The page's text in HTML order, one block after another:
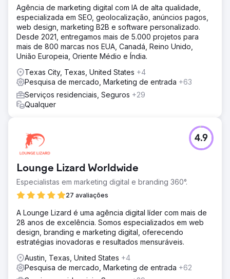
Agência de marketing digital com IA de alta qualidade,
especializada em SEO, geolocalização, anúncios pagos,
web design, marketing B2B e software personalizado.
Desde 2021, entregamos mais de 5.000 projetos para
mais de 800 marcas nos EUA, Canadá, Reino Unido,
União Europeia, Oriente Médio e Índia.
Texas City, Texas, United States +4
Pesquisa de mercado, Marketing de entrada +63
Serviços residenciais, Seguros +29
Qualquer
Lounge Lizard Worldwide
Especialistas em marketing digital e branding 360°.
27 avaliações
4.9
A Lounge Lizard é uma agência digital líder com mais de
28 anos de excelência. Somos especializados em web
design, branding e marketing digital, oferecendo
estratégias inovadoras e resultados mensuráveis.
Austin, Texas, United States +4
Pesquisa de mercado, Marketing de entrada +62